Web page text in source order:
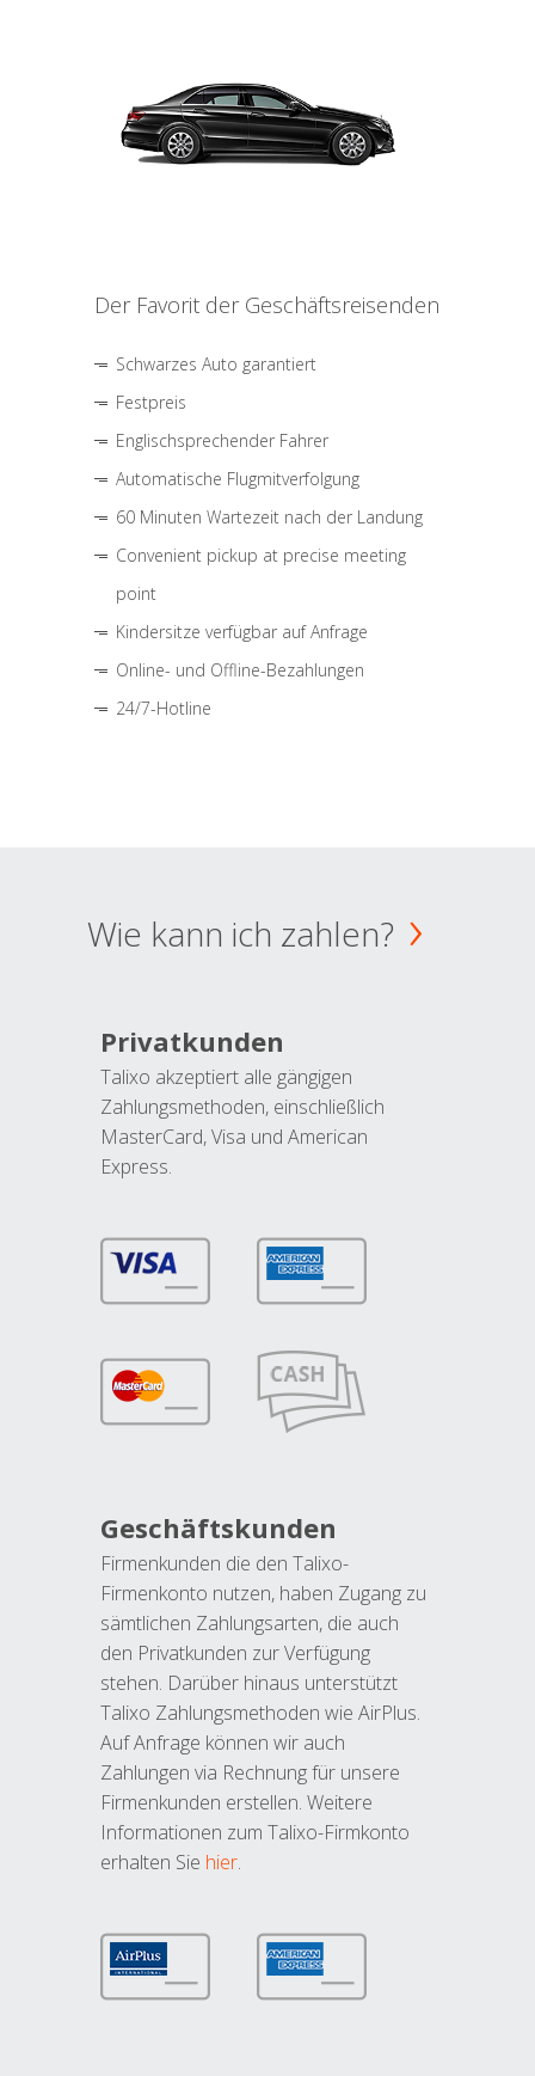
Der Favorit der Geschäftsreisenden
Schwarzes Auto garantiert
Festpreis
Englischsprechender Fahrer
Automatische Flugmitverfolgung
60 Minuten Wartezeit nach der Landung
Convenient pickup at precise meeting
point
Kindersitze verfügbar auf Anfrage
Online- und Offline-Bezahlungen
24/7-Hotline
Wie kann ich zahlen?
Privatkunden
Talixo akzeptiert alle gängigen
Zahlungsmethoden, einschließlich
MasterCard, Visa und American
Express.
Geschäftskunden
Firmenkunden die den Talixo-
Firmenkonto nutzen, haben Zugang zu
sämtlichen Zahlungsarten, die auch
den Privatkunden zur Verfügung
stehen. Darüber hinaus unterstützt
Talixo Zahlungsmethoden wie AirPlus.
Auf Anfrage können wir auch
Zahlungen via Rechnung für unsere
Firmenkunden erstellen. Weitere
Informationen zum Talixo-Firmkonto
erhalten Sie hier.